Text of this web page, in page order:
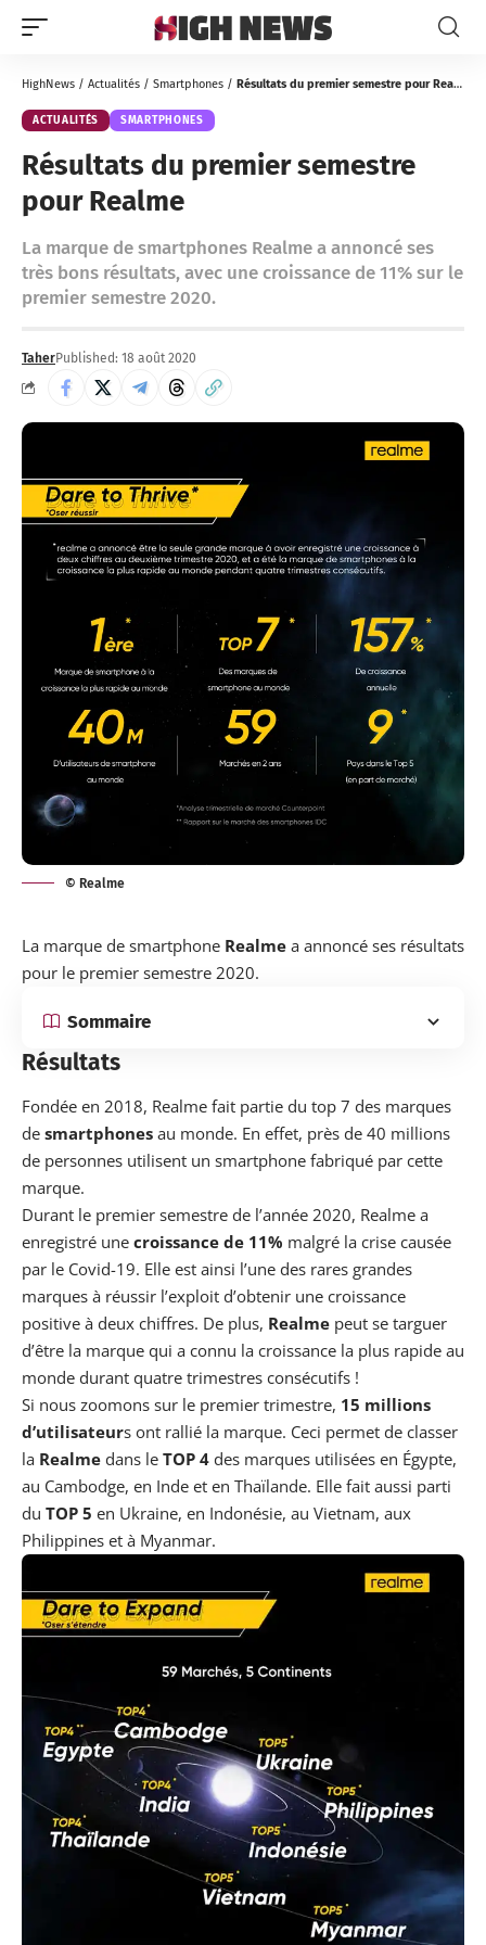
HighNews / Actualités / Smartphones / Résultats du premier semestre pour Realme
ACTUALITÉS SMARTPHONES
Résultats du premier semestre
pour Realme
La marque de smartphones Realme a annoncé ses
très bons résultats, avec une croissance de 11% sur le
premier semestre 2020.
TaherPublished: 18 août 2020
© Realme
La marque de smartphone Realme a annoncé ses résultats
pour le premier semestre 2020.
Sommaire
Résultats
Fondée en 2018, Realme fait partie du top 7 des marques
de smartphones au monde. En effet, près de 40 millions
de personnes utilisent un smartphone fabriqué par cette
marque.
Durant le premier semestre de l’année 2020, Realme a
enregistré une croissance de 11% malgré la crise causée
par le Covid-19. Elle est ainsi l’une des rares grandes
marques à réussir l’exploit d’obtenir une croissance
positive à deux chiffres. De plus, Realme peut se targuer
d’être la marque qui a connu la croissance la plus rapide au
monde durant quatre trimestres consécutifs !
Si nous zoomons sur le premier trimestre, 15 millions
d’utilisateurs ont rallié la marque. Ceci permet de classer
la Realme dans le TOP 4 des marques utilisées en Égypte,
au Cambodge, en Inde et en Thaïlande. Elle fait aussi parti
du TOP 5 en Ukraine, en Indonésie, au Vietnam, aux
Philippines et à Myanmar.